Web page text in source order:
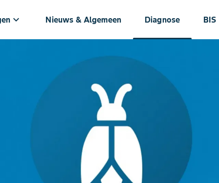
keyboard_arrow_down Nieuws & Algemeen Diagnose BIS